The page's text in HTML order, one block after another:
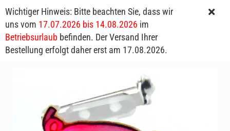
Wichtiger Hinweis: Bitte beachten Sie, dass wir
uns vom 17.07.2026 bis 14.08.2026 im
Betriebsurlaub befinden. Der Versand Ihrer
Bestellung erfolgt daher erst am 17.08.2026.
LED-Glücksbringer Glücksschwein Anstecker Brosche Blinki Pin Button